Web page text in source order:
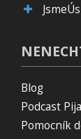
Blog
Podcast
Pomocník